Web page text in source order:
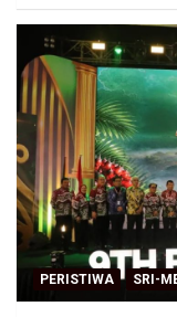
PERISTIWA SRI-